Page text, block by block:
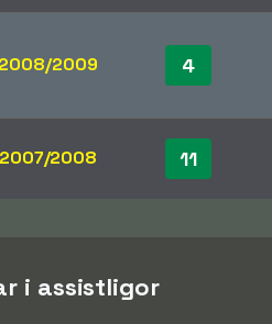
2008/2009 4
2007/2008 11
i assistligor